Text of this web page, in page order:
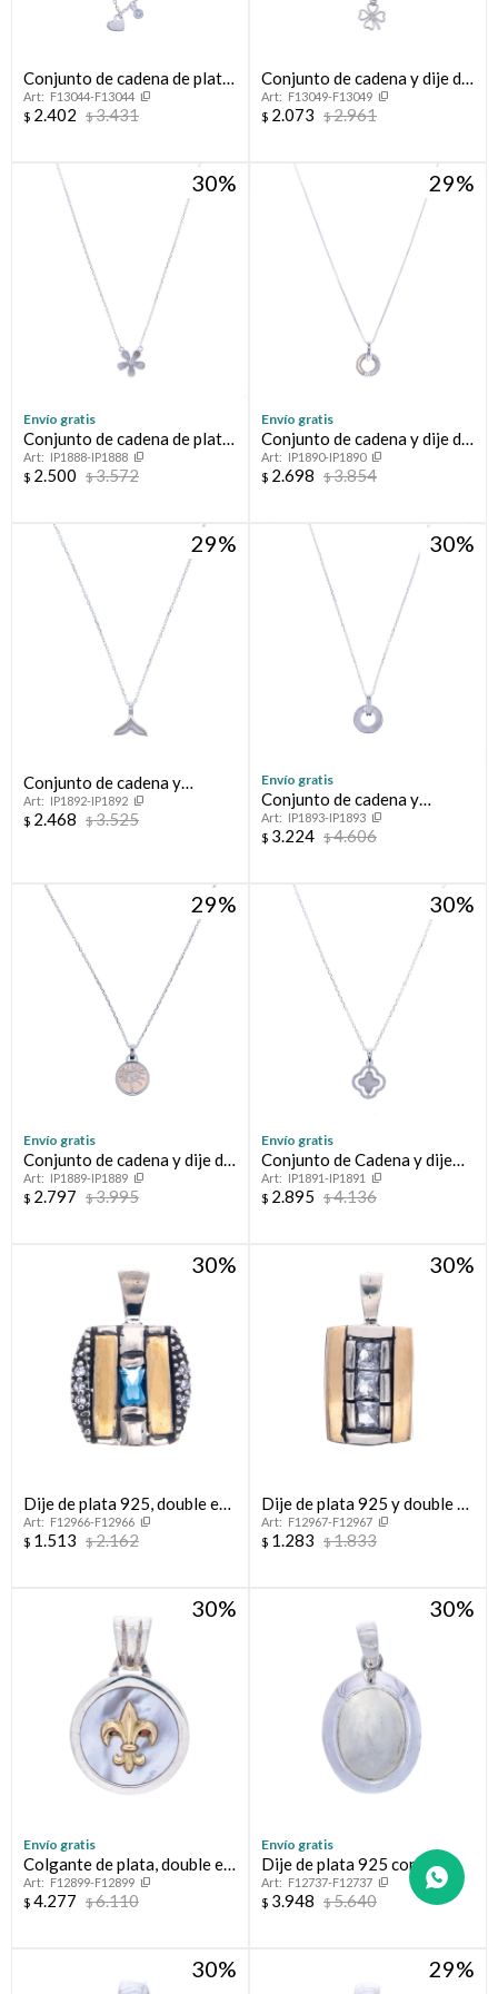
Conjunto de cadena de plata
925 con dijes, AMOR.
F13044-F13044
$ 2.402 $3.431
Conjunto de cadena y dije de
plata 925 rodinado,
TREBOL.
F13049-F13049
$ 2.073 $2.961
30
Envío gratis
Conjunto de cadena de plata
y dije con nácar y circonias,
TRÉBOL.
IP1888-IP1888
$ 2.500 $3.572
29
Envío gratis
Conjunto de cadena y dije de
plata 925 con nácar y
circonia.
IP1890-IP1890
$ 2.698 $3.854
29
Conjunto de cadena y
colgante de plata 925, COLA
DE BALLENA.
IP1892-IP1892
$ 2.468 $3.525
30
Envío gratis
Conjunto de cadena y
colgante de plata 925 con
nácar.
IP1893-IP1893
$ 3.224 $4.606
29
Envío gratis
Conjunto de cadena y dije de
plata 925 con nácar, ARBOL
DE LA VIDA
IP1889-IP1889
$ 2.797 $3.995
30
Envío gratis
Conjunto de Cadena y dije
con circonia FLOR
IP1891-IP1891
$ 2.895 $4.136
30
Dije de plata 925, double en
oro 18 ktes y circonias.
F12966-F12966
$ 1.513 $2.162
30
Dije de plata 925 y double en
oro 18 ktes con circonias
F12967-F12967
$ 1.283 $1.833
30
Envío gratis
Colgante de plata, double en
oro 18 ktes y nácar, FLOR
DE LIS
F12899-F12899
$ 4.277 $6.110
30
Envío gratis
Dije de plata 925 con
PIEDRA DE LA LUNA
F12737-F12737
$ 3.948 $5.640
30 29